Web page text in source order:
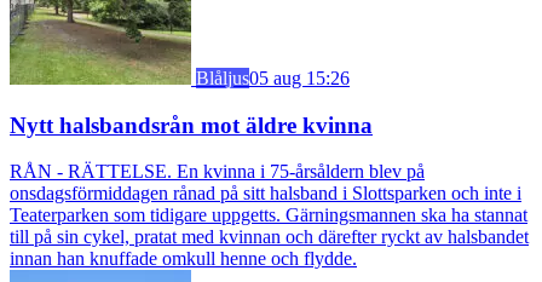
Blåljus05 aug 15:26
Nytt halsbandsrån mot äldre kvinna
RÅN - RÄTTELSE. En kvinna i 75-årsåldern blev på
onsdagsförmiddagen rånad på sitt halsband i Slottsparken och inte i
Teaterparken som tidigare uppgetts. Gärningsmannen ska ha stannat
till på sin cykel, pratat med kvinnan och därefter ryckt av halsbandet
innan han knuffade omkull henne och flydde.